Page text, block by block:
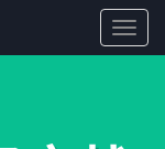
端
海